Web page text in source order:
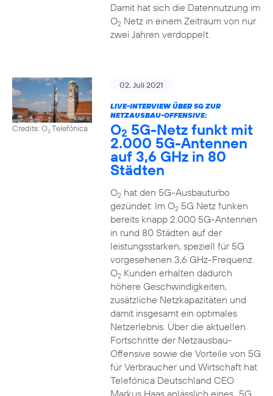
Damit hat sich die Datennutzung im
O2Netz in einem Zeitraum von nur
zwei Jahren verdoppelt.
Credits: O2Telefónica
02. Juli 2021
LIVE-INTERVIEW ÜBER 5G ZUR
NETZAUSBAU-OFFENSIVE:
O2 5G-Netz funkt mit
2.000 5G-Antennen
auf 3,6 GHz in 80
Städten
O2hat den 5G-Ausbauturbo
gezündet: Im O25G Netz funken
bereits knapp 2.000 5G-Antennen
in rund 80 Städten auf der
leistungsstarken, speziell für 5G
vorgesehenen 3,6 GHz-Frequenz.
O2Kunden erhalten dadurch
höhere Geschwindigkeiten,
zusätzliche Netzkapazitäten und
damit insgesamt ein optimales
Netzerlebnis. Über die aktuellen
Fortschritte der Netzausbau-
Offensive sowie die Vorteile von 5G
für Verbraucher und Wirtschaft hat
Telefónica Deutschland CEO
Markus Haas anlässlich eines „5G